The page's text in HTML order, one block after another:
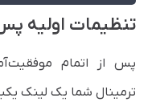
تنظیمات اولیه
پس از اتمام
ترمینال شما یک لینک